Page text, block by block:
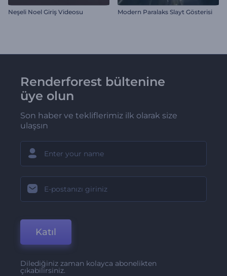
Neşeli Noel Giriş Videosu Modern Paralaks Slayt Gösterisi
Renderforest bültenine
üye olun
Son haber ve tekliflerimiz ilk olarak size
ulaşsın
Katıl
Dilediğiniz zaman kolayca abonelikten
çıkabilirsiniz.